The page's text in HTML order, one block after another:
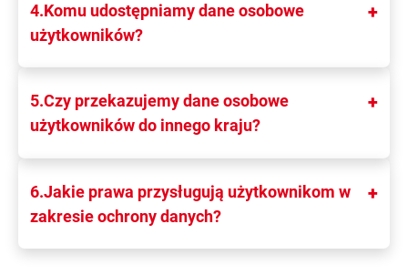
4.Komu udostępniamy dane osobowe
użytkowników?
5.Czy przekazujemy dane osobowe
użytkowników do innego kraju?
6.Jakie prawa przysługują użytkownikom w
zakresie ochrony danych?